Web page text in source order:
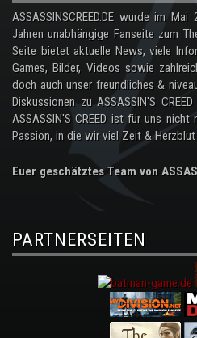
ASSASSINSCREED.DE wurde im
Jahren unabhängige Fanseite zum
Seite bietet aktuelle News, viele
Games, Bilder, Videos sowie
doch auch unser freundliches &
Diskussionen zu ASSASSIN'S
ASSASSIN'S CREED ist für uns
Passion, in die wir viel Zeit &
Euer geschätztes Team von
PARTNERSEITEN